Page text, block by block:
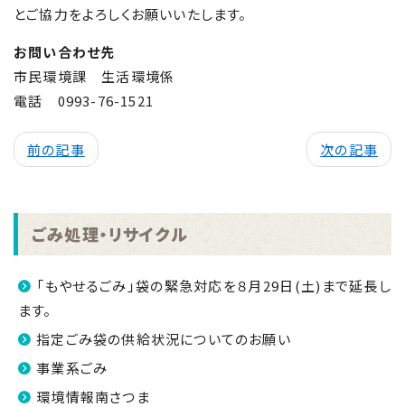
とご協力をよろしくお願いいたします。
お問い合わせ先
市民環境課 生活環境係
電話 0993-76-1521
前の記事 次の記事
ごみ処理・リサイクル
「もやせるごみ」袋の緊急対応を８月29日(土)まで延長し
ます。
指定ごみ袋の供給状況についてのお願い
事業系ごみ
環境情報南さつま